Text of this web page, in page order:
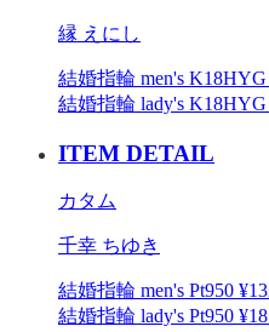
縁 えにし
結婚指輪 men's K18HYG
結婚指輪 lady's K18HYG
ITEM DETAIL
カタム
千幸 ちゆき
結婚指輪 men's Pt950
結婚指輪 lady's Pt950